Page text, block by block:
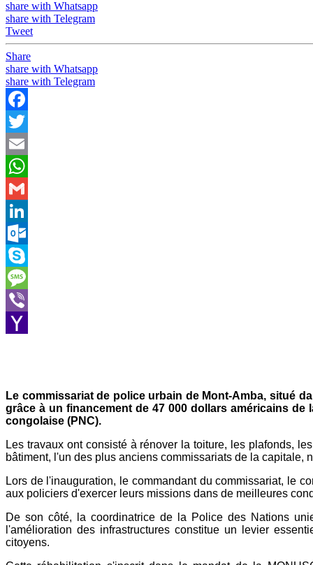
share with Whatsapp
share with Telegram
Tweet
Share
share with Whatsapp
share with Telegram
Facebook
Twitter
Email
WhatsApp
Gmail
LinkedIn
Outlook.com
Skype
Message
Viber
Le commissariat de police urbain de Mont-Amba, situé
grâce à un financement de 47 000 dollars américains
congolaise (PNC).
Les travaux ont consisté à rénover la toiture, les plafonds,
bâtiment, l'un des plus anciens commissariats de la
Lors de l'inauguration, le commandant du commissariat, le
aux policiers d'exercer leurs missions dans de meilleures
De son côté, la coordinatrice de la Police des Nations
l'amélioration des infrastructures constitue un levier
citoyens.